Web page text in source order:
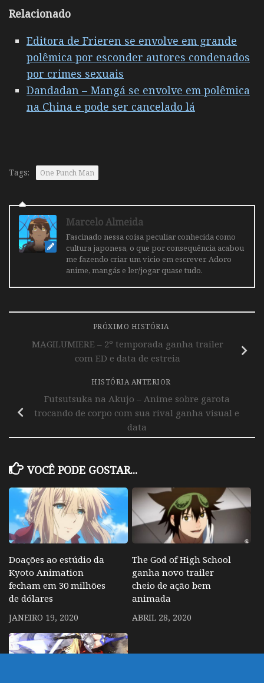
Relacionado
Editora de Frieren se envolve em grande
polêmica por esconder autores condenados
por crimes sexuais
Dandadan – Mangá se envolve em polêmica
na China e pode ser cancelado lá
Tags: One Punch Man
Marcelo Almeida
Fascinado nessa coisa peculiar conhecida como
cultura japonesa, o que por consequência acabou
me fazendo criar um vicio em escrever. Adoro
anime, mangás e ler/jogar quase tudo.
PRÓXIMO HISTÓRIA
MAGILUMIERE – 2º temporada ganha trailer
com ED e data de estreia
HISTÓRIA ANTERIOR
Futsutsuka na Akujo – Anime sobre garota
trocando de corpo com sua rival ganha visual e
data
VOCÊ PODE GOSTAR...
Doações ao estúdio da
Kyoto Animation
fecham em 30 milhões
de dólares
JANEIRO 19, 2020
The God of High School
ganha novo trailer
cheio de ação bem
animada
ABRIL 28, 2020